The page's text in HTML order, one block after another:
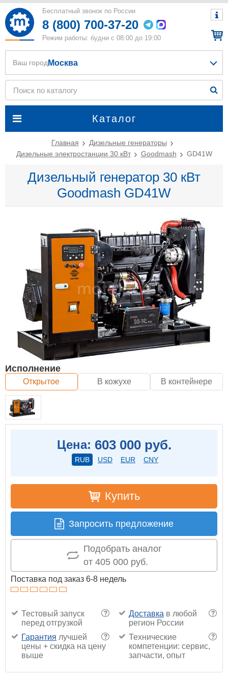
Бесплатный звонок по России
8 (800) 700-37-20
Режим работы: будни с 08:00 до 19:00
Каталог
Ваш город Москва
Главная
Дизельные генераторы
Дизельные электростанции 30 кВт
Goodmash GD41W
Дизельный генератор 30 кВт
Goodmash GD41W
Исполнение
Открытое В кожухе В контейнере
Цена: 603 000 руб.
RUB USD EUR CNY
Купить
Запросить предложение
Подобрать аналог
от 405 000 руб.
Поставка под заказ 6-8 недель
?
Тестовый запуск
перед отгрузкой
?
Доставка в любой
регион России
?
Гарантия лучшей
цены + скидка на цену
выше
?
Технические
компетенции: сервис,
запчасти, опыт